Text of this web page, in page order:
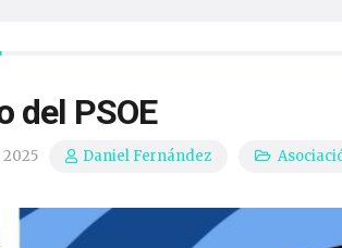
del PSOE
Daniel Fernández